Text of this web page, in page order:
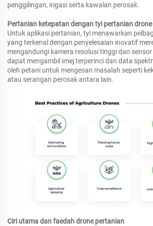
penggilingan, irigasi serta kawalan perosak.
Pertanian ketepatan dengan tyi pertanian drone
Untuk aplikasi pertanian, tyi menawarkan
yang terkenal dengan penyelesaian inovatif
mengandungi kamera resolusi tinggi dan
dapat mengambil imej terperinci dan data
oleh petani untuk mengesan masalah seperti
atau serangan perosak antara lain.
Ciri utama dan faedah drone pertanian